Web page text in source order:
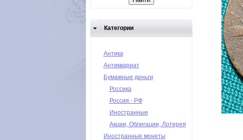
Категории
Антика
Антиквариат
Бумажные деньги
Россика
Россия - РФ
Иностранные
Акции, Облигации, Лотерея
Иностранные монеты